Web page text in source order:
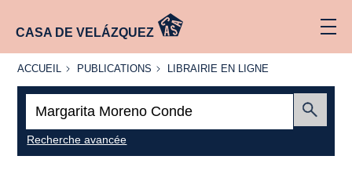
CASA DE VELÁZQUEZ
ACCUEIL
ACCUEIL PUBLICATIONS
PUBLICATIONS
LIBRAIRIE
LIBRAIRIE EN LIGNE
Recherche avancée